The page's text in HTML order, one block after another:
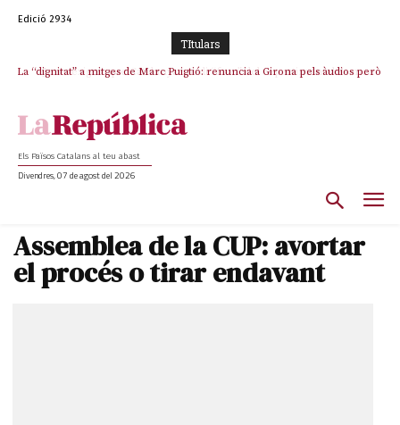
Edició 2934
TItulars
Junts exigeix que Catalunya quedi “fora” del repartiment dels menors
Els Països Catalans al teu abast
Divendres, 07 de agost del 2026
Assemblea de la CUP: avortar
el procés o tirar endavant